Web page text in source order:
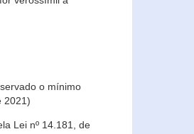
o mínimo
2021)
Lei nº 14.181, de